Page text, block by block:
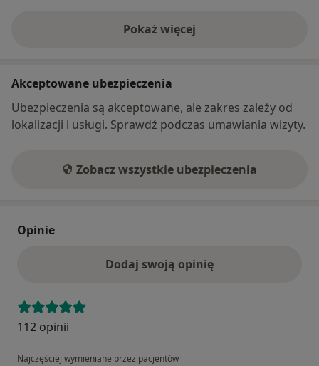
Pokaż więcej
o adresie
Akceptowane ubezpieczenia
Ubezpieczenia są akceptowane, ale zakres zależy od
lokalizacji i usługi. Sprawdź podczas umawiania wizyty.
Zobacz wszystkie ubezpieczenia
Opinie
Dodaj swoją opinię
112 opinii
Najczęściej wymieniane przez pacjentów